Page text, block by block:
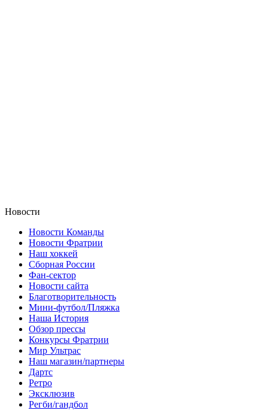
Новости
Новости Команды
Новости Фратрии
Наш хоккей
Сборная России
Фан-cектор
Новости сайта
Благотворительность
Мини-футбол/Пляжка
Наша История
Обзор прессы
Конкурсы Фратрии
Мир Ультрас
Наш магазин/партнеры
Дартс
Ретро
Эксклюзив
Регби/гандбол